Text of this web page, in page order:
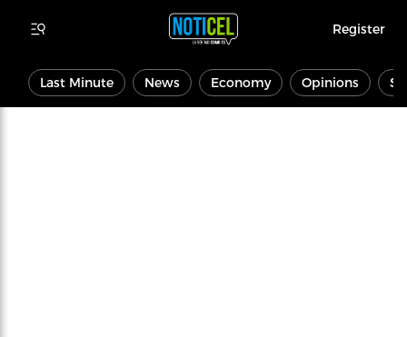
Register
Last Minute News Economy Opinions